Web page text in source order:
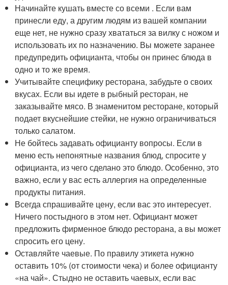
Начинайте кушать вместе со всеми . Если вам
принесли еду, а другим людям из вашей компании
еще нет, не нужно сразу хвататься за вилку с ножом и
использовать их по назначению. Вы можете заранее
предупредить официанта, чтобы он принес блюда в
одно и то же время.
Учитывайте специфику ресторана, забудьте о своих
вкусах. Если вы идете в рыбный ресторан, не
заказывайте мясо. В знаменитом ресторане, который
подает вкуснейшие стейки, не нужно ограничиваться
только салатом.
Не бойтесь задавать официанту вопросы. Если в
меню есть непонятные названия блюд, спросите у
официанта, из чего сделано это блюдо. Особенно, это
важно, если у вас есть аллергия на определенные
продукты питания.
Всегда спрашивайте цену, если вас это интересует.
Ничего постыдного в этом нет. Официант может
предложить фирменное блюдо ресторана, а вы может
спросить его цену.
Оставляйте чаевые. По правилу этикета нужно
оставить 10% (от стоимости чека) и более официанту
«на чай». Стыдно не оставить чаевых, если вас